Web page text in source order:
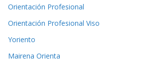
Orientación Profesional
Orientación Profesional Viso
Yoriento
Mairena Orienta